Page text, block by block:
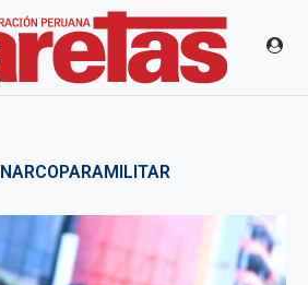
NARCOPARAMILITAR